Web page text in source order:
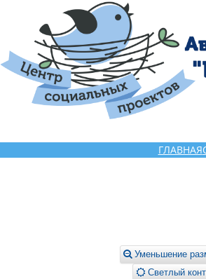
ГЛАВНАЯ
Уменьшение
Светлый